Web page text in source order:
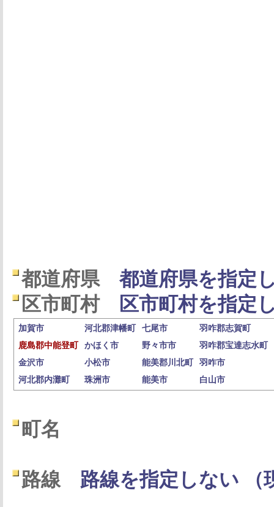
都道府県
都道府県を指定
区市町村
区市町村を指定
加賀市 河北郡津幡町 七尾市
羽咋郡志賀町
鹿島郡中能登町
かほく市 野々市市
羽咋郡宝達志水町
金沢市
小松市 能美郡川北町
羽咋市
河北郡内灘町
珠洲市 能美市 白山市
町名
路線 路線を指定しない （